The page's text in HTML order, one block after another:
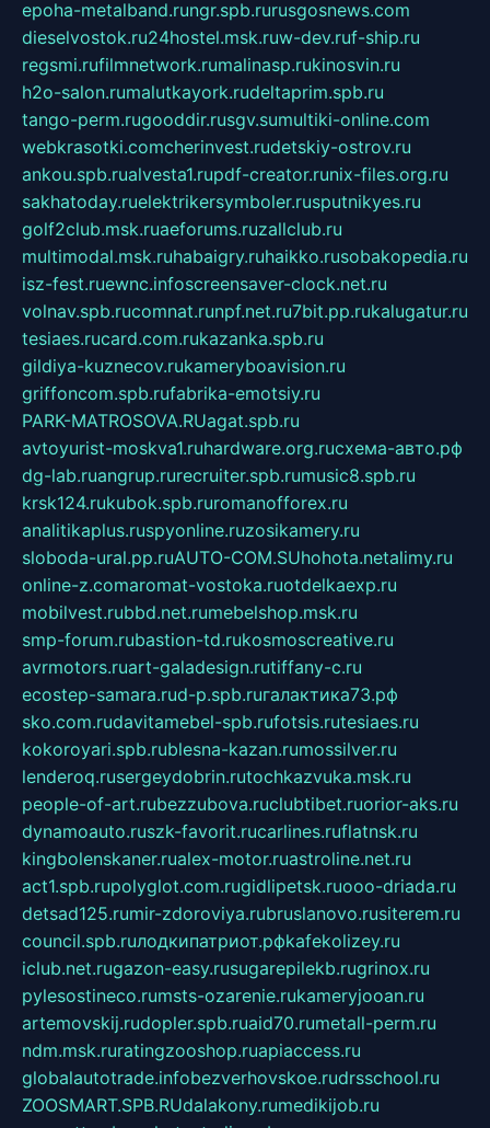
epoha-metalband.rungr.spb.rurusgosnews.com
dieselvostok.ru24hostel.msk.ruw-dev.ruf-ship.ru
regsmi.rufilmnetwork.rumalinasp.rukinosvin.ru
h2o-salon.rumalutkayork.rudeltaprim.spb.ru
tango-perm.rugooddir.rusgv.sumultiki-online.com
webkrasotki.comcherinvest.rudetskiy-ostrov.ru
ankou.spb.rualvesta1.rupdf-creator.runix-files.org.ru
sakhatoday.ruelektrikersymboler.rusputnikyes.ru
golf2club.msk.ruaeforums.ruzallclub.ru
multimodal.msk.ruhabaigry.ruhaikko.rusobakopedia.ru
isz-fest.ruewnc.infoscreensaver-clock.net.ru
volnav.spb.rucomnat.runpf.net.ru7bit.pp.rukalugatur.ru
tesiaes.rucard.com.rukazanka.spb.ru
gildiya-kuznecov.rukameryboavision.ru
griffoncom.spb.rufabrika-emotsiy.ru
PARK-MATROSOVA.RUagat.spb.ru
avtoyurist-moskva1.ruhardware.org.ruсхема-авто.рф
dg-lab.ruangrup.rurecruiter.spb.rumusic8.spb.ru
krsk124.rukubok.spb.ruromanofforex.ru
analitikaplus.ruspyonline.ruzosikamery.ru
sloboda-ural.pp.ruAUTO-COM.SUhohota.netalimy.ru
online-z.comaromat-vostoka.ruotdelkaexp.ru
mobilvest.rubbd.net.rumebelshop.msk.ru
smp-forum.rubastion-td.rukosmoscreative.ru
avrmotors.ruart-galadesign.rutiffany-c.ru
ecostep-samara.rud-p.spb.ruгалактика73.рф
sko.com.rudavitamebel-spb.rufotsis.rutesiaes.ru
kokoroyari.spb.rublesna-kazan.rumossilver.ru
lenderoq.rusergeydobrin.rutochkazvuka.msk.ru
people-of-art.rubezzubova.ruclubtibet.ruorior-aks.ru
dynamoauto.ruszk-favorit.rucarlines.ruflatnsk.ru
kingbolenskaner.rualex-motor.ruastroline.net.ru
act1.spb.rupolyglot.com.rugidlipetsk.ruooo-driada.ru
detsad125.rumir-zdoroviya.rubruslanovo.rusiterem.ru
council.spb.ruлодкипатриот.рфkafekolizey.ru
iclub.net.rugazon-easy.rusugarepilekb.rugrinox.ru
pylesostineco.rumsts-ozarenie.rukameryjooan.ru
artemovskij.rudopler.spb.ruaid70.rumetall-perm.ru
ndm.msk.ruratingzooshop.ruapiaccess.ru
globalautotrade.infobezverhovskoe.rudrsschool.ru
ZOOSMART.SPB.RUdalakony.rumedikijob.ru